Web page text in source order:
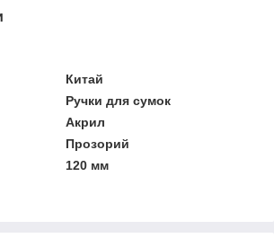
Китай
Ручки для сумок
Акрил
Прозорий
120 мм